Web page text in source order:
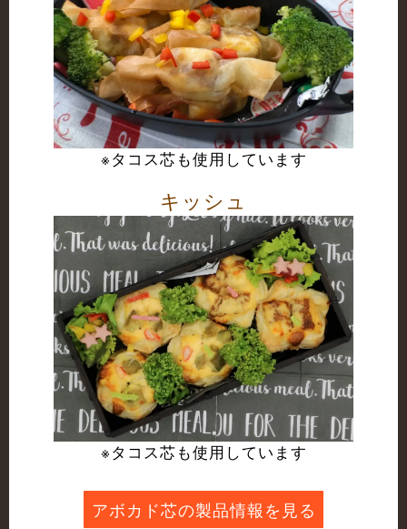
※タコス芯も使用しています
キッシュ
※タコス芯も使用しています
アボカド芯の製品情報を見る